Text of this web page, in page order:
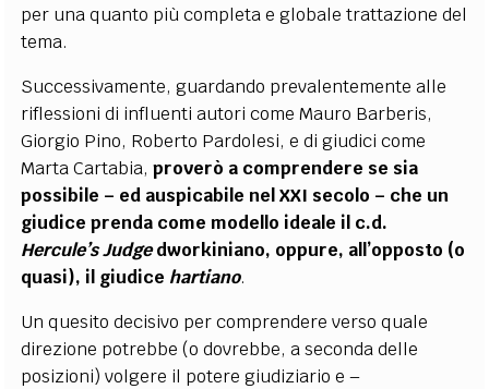
per una quanto più completa e globale trattazione del
tema.
Successivamente, guardando prevalentemente alle
riflessioni di influenti autori come Mauro Barberis,
Giorgio Pino, Roberto Pardolesi, e di giudici come
Marta Cartabia,proverò a comprendere se sia
possibile – ed auspicabile nel XXI secolo – che un
giudice prenda come modello ideale il c.d.
Hercule’s Judgedworkiniano, oppure, all’opposto (o
quasi), il giudice hartiano.
Un quesito decisivo per comprendere verso quale
direzione potrebbe (o dovrebbe, a seconda delle
posizioni) volgere il potere giudiziario e –